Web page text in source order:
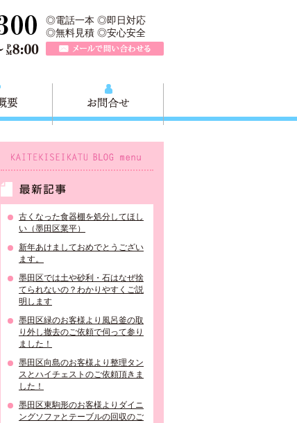
TEL 0120-757-161（年中無休）営業時間AM9:00～
◎電話一本 ◎即日対応
◎無料見積 ◎安心安全
古くなった食器棚を処分してほし
い（墨田区業平）
新年あけましておめでとうござい
ます。
墨田区では土や砂利・石はなぜ捨
てられないの？わかりやすくご説
明します
墨田区緑のお客様より風呂釜の取
り外し撤去のご依頼で伺って参り
ました！
墨田区向島のお客様より整理タン
スとハイチェストのご依頼頂きま
した！
墨田区東駒形のお客様よりダイニ
ングソファとテーブルの回収のご